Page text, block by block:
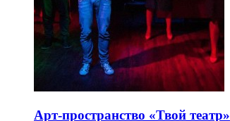
Арт-пространство «Твой театр»